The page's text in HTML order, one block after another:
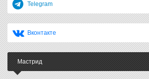
Telegram
Вконтакте
Мастрид